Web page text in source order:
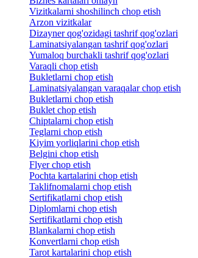
Vizitkalarni shoshilinch chop etish
Arzon vizitkalar
Dizayner qog'ozidagi tashrif qog'ozlari
Laminatsiyalangan tashrif qog'ozlari
Yumaloq burchakli tashrif qog'ozlari
Varaqli chop etish
Bukletlarni chop etish
Laminatsiyalangan varaqalar chop etish
Bukletlarni chop etish
Buklet chop etish
Chiptalarni chop etish
Teglarni chop etish
Kiyim yorliqlarini chop etish
Belgini chop etish
Flyer chop etish
Pochta kartalarini chop etish
Taklifnomalarni chop etish
Sertifikatlarni chop etish
Diplomlarni chop etish
Sertifikatlarni chop etish
Blankalarni chop etish
Konvertlarni chop etish
Tarot kartalarini chop etish